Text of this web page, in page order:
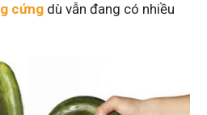
cứng dù vẫn đang có nhiều